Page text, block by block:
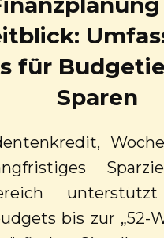
für
Sparen
bis zur „52-